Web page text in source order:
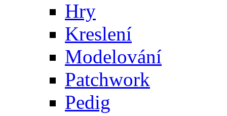
Hry
Kreslení
Modelování
Patchwork
Pedig